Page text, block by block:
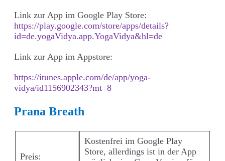
Link zur App im Google Play Store:
https://play.google.com/store/apps/details?
id=de.yogaVidya.app.YogaVidya&hl=de
Link zur App im Appstore:
https://itunes.apple.com/de/app/yoga-
vidya/id1156902343?mt=8
Prana Breath
Preis:
Kostenfrei im Google Play
Store, allerdings ist in der App